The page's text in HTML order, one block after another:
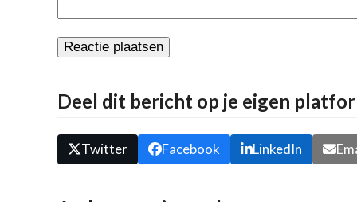
Deel dit bericht op je eigen
Twitter Facebook LinkedIn